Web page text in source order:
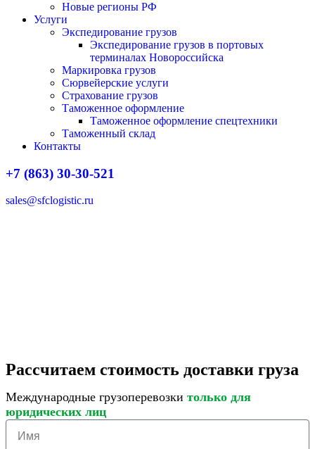
Новые регионы РФ
Услуги
Экспедирование грузов
Экспедирование грузов в портовых
терминалах Новороссийска
Маркировка грузов
Сюрвейерские услуги
Страхование грузов
Таможенное оформление
Таможенное оформление спецтехники
Таможенный склад
Контакты
+7 (863) 30-30-521
sales@sfclogistic.ru
Рассчитаем стоимость доставки груза
Международные грузоперевозки только для
юридических лиц